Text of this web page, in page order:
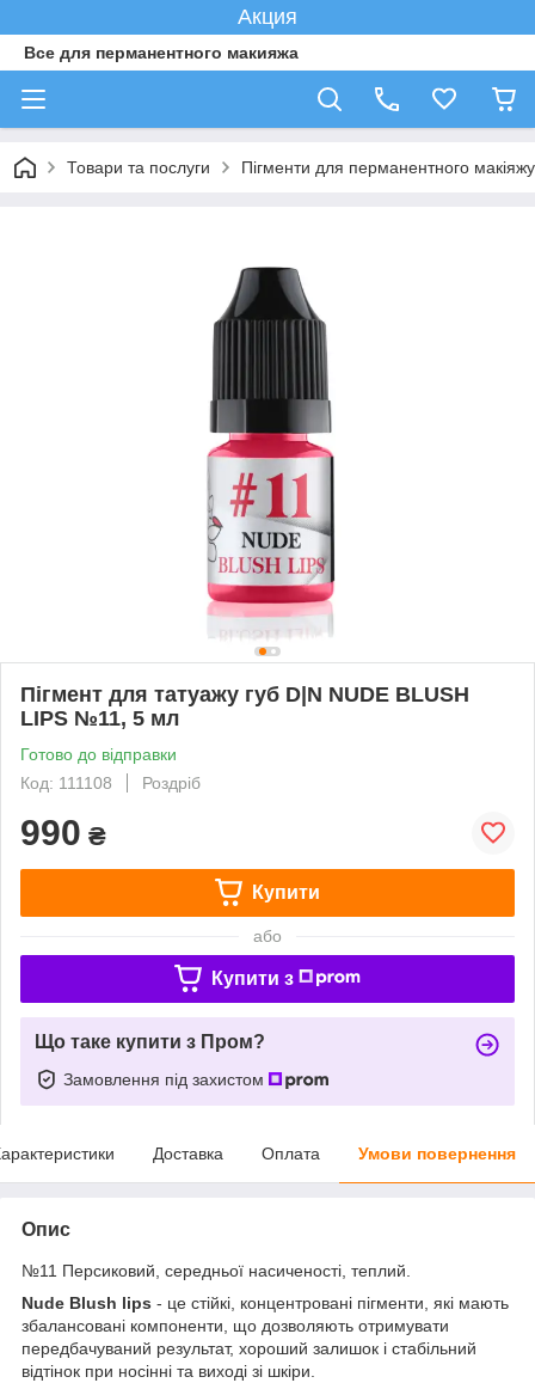
Акция
Все для перманентного макияжа
Товари та послуги Пігменти для перманентного макіяжу
Пігмент для татуажу губ D|N NUDE BLUSH
LIPS №11, 5 мл
Готово до відправки
Код: 111108
Роздріб
990 ₴
Купити
або
Купити з
Що таке купити з Пром?
Замовлення під захистом
Доставка Оплата Умови повернення
Опис
№11 Персиковий, середньої насиченості, теплий.
Nude Blush lips - це стійкі, концентровані пігменти, які мають
збалансовані компоненти, що дозволяють отримувати
передбачуваний результат, хороший залишок і стабільний
відтінок при носінні та виході зі шкіри.